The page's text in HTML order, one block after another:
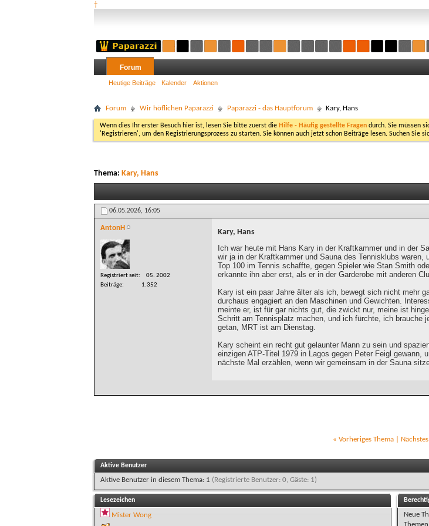
†
Forum
Heutige Beiträge Kalender Aktionen
Forum Wir höflichen Paparazzi Paparazzi - das Hauptforum Kary, Hans
Wenn dies Ihr erster Besuch hier ist, lesen Sie bitte zuerst die Hilfe - Häufig gestellte Fragen durch. Sie müssen
'Registrieren', um den Registrierungsprozess zu starten. Sie können auch jetzt schon Beiträge lesen. Suchen Sie
Thema: Kary, Hans
06.05.2026, 16:05
AntonH
Registriert seit
05. 2002
Beiträge
1.352
Kary, Hans
Ich war heute mit Hans Kary in der Kraftkammer und in der
wir ja in der Kraftkammer und Sauna des Tennisklubs
Top 100 im Tennis schaffte, gegen Spieler wie Stan Smith
erkannte ihn aber erst, als er in der Garderobe mit anderen
Kary ist ein paar Jahre älter als ich, bewegt sich nicht mehr
durchaus engagiert an den Maschinen und Gewichten.
meinte er, ist für gar nichts gut, die zwickt nur, meine ist
Schritt am Tennisplatz machen, und ich fürchte, ich
getan, MRT ist am Dienstag.
Kary scheint ein recht gut gelaunter Mann zu sein und
einzigen ATP-Titel 1979 in Lagos gegen Peter Feigl
nächste Mal erzählen, wenn wir gemeinsam in der Sauna
« Vorheriges Thema|
Aktive Benutzer
Aktive Benutzer in diesem Thema: 1 (Registrierte Benutzer: 0, Gäste: 1)
Lesezeichen
Mister Wong Neue